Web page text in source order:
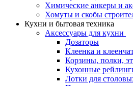
Химические анкеры и
Хомуты и скобы
Кухни и бытовая техника
Аксессуары для кухни
Дозаторы
Клеенка и
Корзины, полки,
Кухонные
Лотки для